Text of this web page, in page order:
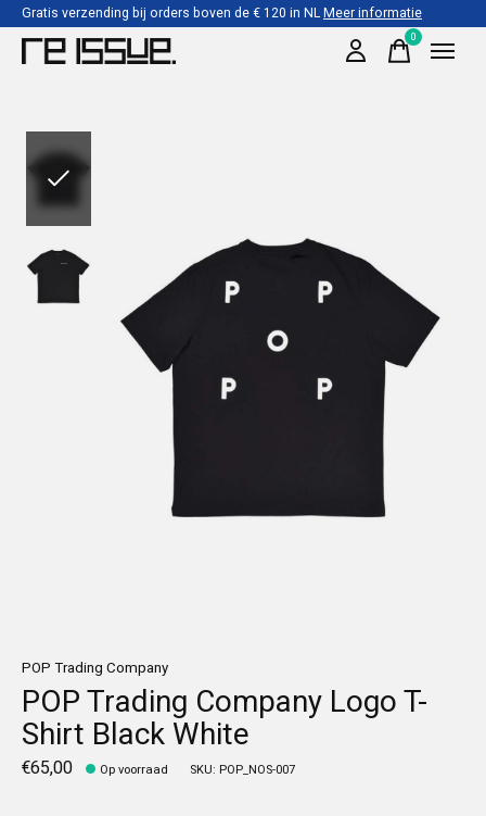
Gratis verzending bij orders boven de € 120 in NLMeer informatie
0items
POP Trading Company
POP Trading Company Logo T-
Shirt Black White
€65,00 Op voorraad SKU: POP_NOS-007